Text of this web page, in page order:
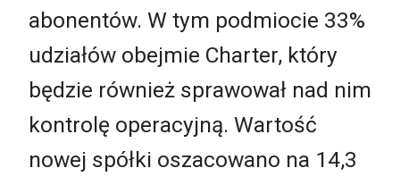
abonentów. W tym podmiocie 33%
udziałów obejmie Charter, który
będzie również sprawował nad nim
kontrolę operacyjną. Wartość
nowej spółki oszacowano na 14,3